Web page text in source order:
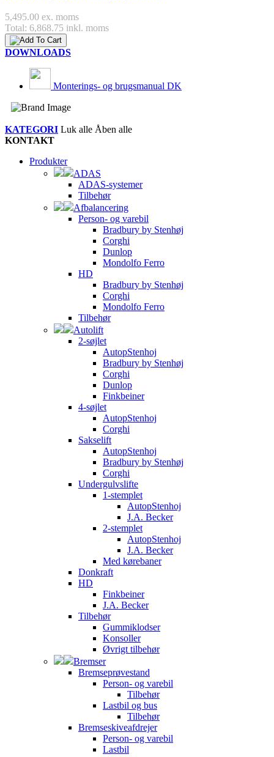
5,495.00 ex. moms
Total: 6,868.75 inkl. moms
DOWNLOADS
Monterings- og brugsmanual DK
KATEGORI Luk alle Åben alle
KONTAKT
Produkter
ADAS
ADAS-systemer
Tilbehør
Afbalancering
Person- og varebil
Bradbury by Stenhøj
Corghi
Dunlop
Mondolfo Ferro
HD
Bradbury by Stenhøj
Corghi
Mondolfo Ferro
Tilbehør
Autolift
2-søjlet
AutopStenhoj
Bradbury by Stenhøj
Corghi
Dunlop
Finkbeiner
4-søjlet
AutopStenhoj
Corghi
Sakselift
AutopStenhoj
Bradbury by Stenhøj
Corghi
Undergulvslifte
1-stemplet
AutopStenhoj
J.A. Becker
2-stemplet
AutopStenhoj
J.A. Becker
Med kørebaner
Donkraft
HD
Finkbeiner
J.A. Becker
Tilbehør
Gummiklodser
Konsoller
Øvrigt tilbehør
Bremser
Bremseprøvestand
Person- og varebil
Tilbehør
Lastbil og bus
Tilbehør
Bremseskiveafdrejer
Person- og varebil
Lastbil